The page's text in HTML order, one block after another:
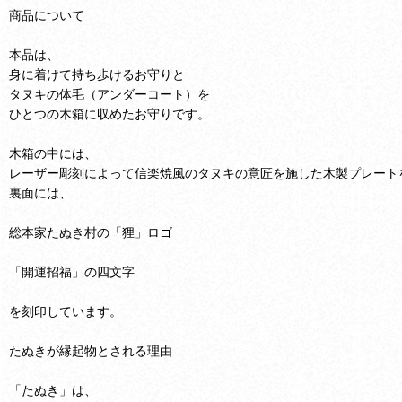
商品について
本品は、
身に着けて持ち歩けるお守りと
タヌキの体毛（アンダーコート）を
ひとつの木箱に収めたお守りです。
木箱の中には、
レーザー彫刻によって信楽焼風のタヌキの意匠を施した木製プレー
裏面には、
総本家たぬき村の「狸」ロゴ
「開運招福」の四文字
を刻印しています。
たぬきが縁起物とされる理由
「たぬき」は、